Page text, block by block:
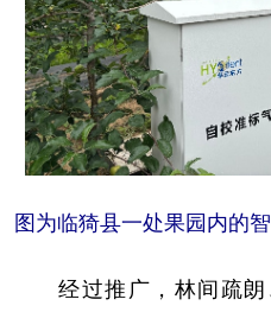
图为临猗县一处果园内的
经过推广，林间疏朗